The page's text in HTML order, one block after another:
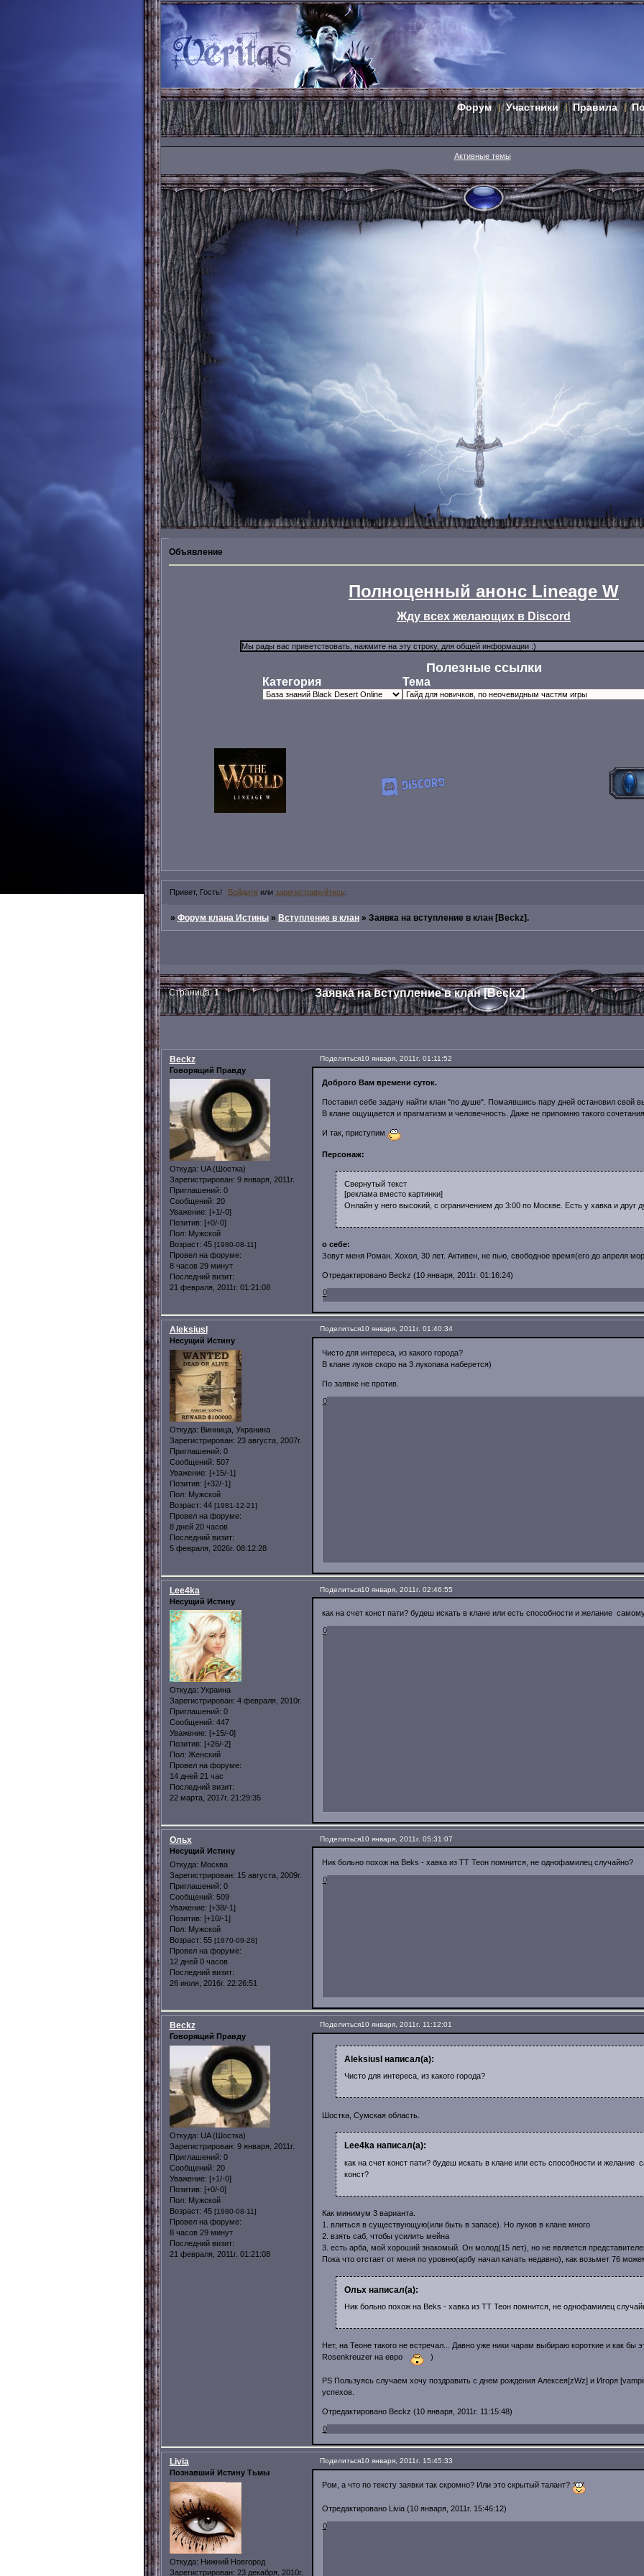
Форум Участники Правила
Активные темы
Объявление
Полноценный анонс Lineage W
Жду всех желающих в Discord
Полезные ссылки
Категория Тема
Привет, Гость! Войдите или зарегистрируйтесь
» Форум клана Истины » Вступление в клан » Заявка на вступление в клан [Beckz].
Заявка на вступление в клан [Beckz].
Страница:1
Поделиться10 января, 2011г. 01:11:52
Beckz
Говорящий Правду
Откуда: UA (Шостка)
Зарегистрирован: 9 января, 2011г.
Приглашений: 0
Сообщений: 20
Уважение: [+1/-0]
Позитив: [+0/-0]
Пол: Мужской
Возраст: 45 [1980-08-11]
Провел на форуме:
8 часов 29 минут
Последний визит:
21 февраля, 2011г. 01:21:08
Доброго Вам времени суток.
Поставил себе задачу найти клан "по душе". Помаявшись пару дней остановил свой
В клане ощущается и прагматизм и человечность. Даже не припомню такого
И так, приступим
Персонаж:
Свернутый текст
[реклама вместо картинки]
Онлайн у него высокий, с ограничением до 3:00 по Москве. Есть у хавка и друг
о себе:
Зовут меня Роман. Хохол, 30 лет. Активен, не пью, свободное время(его до апреля
Отредактировано Beckz (10 января, 2011г. 01:16:24)
0
Поделиться10 января, 2011г. 01:40:34
AleksiusI
Несущий Истину
Откуда: Винница, Укранина
Зарегистрирован: 23 августа, 2007г.
Приглашений: 0
Сообщений: 507
Уважение: [+15/-1]
Позитив: [+32/-1]
Пол: Мужской
Возраст: 44 [1981-12-21]
Провел на форуме:
8 дней 20 часов
Последний визит:
5 февраля, 2026г. 08:12:28
Чисто для интереса, из какого города?
В клане луков скоро на 3 лукопака наберется)
По заявке не против.
0
Поделиться10 января, 2011г. 02:46:55
Lee4ka
Несущий Истину
Откуда: Украина
Зарегистрирован: 4 февраля, 2010г.
Приглашений: 0
Сообщений: 447
Уважение: [+15/-0]
Позитив: [+26/-2]
Пол: Женский
Провел на форуме:
14 дней 21 час
Последний визит:
22 марта, 2017г. 21:29:35
как на счет конст пати? будеш искать в клане или есть способности и желание
0
Поделиться10 января, 2011г. 05:31:07
Ольх
Несущий Истину
Откуда: Москва
Зарегистрирован: 15 августа, 2009г.
Приглашений: 0
Сообщений: 509
Уважение: [+38/-1]
Позитив: [+10/-1]
Пол: Мужской
Возраст: 55 [1970-09-28]
Провел на форуме:
12 дней 0 часов
Последний визит:
26 июля, 2016г. 22:26:51
Ник больно похож на Beks - хавка из ТТ Теон помнится, не однофамилец случайно?
0
Поделиться10 января, 2011г. 11:12:01
Beckz
Говорящий Правду
Откуда: UA (Шостка)
Зарегистрирован: 9 января, 2011г.
Приглашений: 0
Сообщений: 20
Уважение: [+1/-0]
Позитив: [+0/-0]
Пол: Мужской
Возраст: 45 [1980-08-11]
Провел на форуме:
8 часов 29 минут
Последний визит:
21 февраля, 2011г. 01:21:08
AleksiusI написал(а):
Чисто для интереса, из какого города?
Шостка, Сумская область.
Lee4ka написал(а):
как на счет конст пати? будеш искать в клане или есть способности и желание
конст?
Как минимум 3 варианта.
1. влиться в существующую(или быть в запасе). Но луков в клане много
2. взять саб, чтобы усилить мейна
3. есть арба, мой хороший знакомый. Он молод(15 лет), но не является
Пока что отстает от меня по уровню(арбу начал качать недавно), как возьмет 76
Ольх написал(а):
Ник больно похож на Beks - хавка из ТТ Теон помнится, не однофамилец
Нет, на Теоне такого не встречал... Давно уже ники чарам выбираю короткие и как бы
Rosenkreuzer на евро
)
PS Пользуясь случаем хочу поздравить с днем рождения Алексея[zWz] и Игоря
успехов.
Отредактировано Beckz (10 января, 2011г. 11:15:48)
0
Поделиться10 января, 2011г. 15:45:33
Livia
Познавший Истину Тьмы
Откуда: Нижний Новгород
Зарегистрирован: 23 декабря, 2010г.
Ром, а что по тексту заявки так скромно? Или это скрытый талант?
Отредактировано Livia (10 января, 2011г. 15:46:12)
0